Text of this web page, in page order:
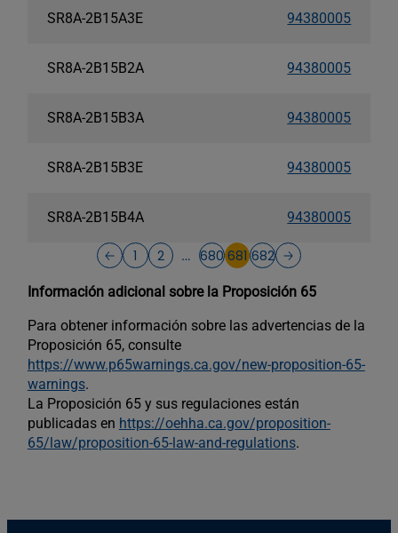
SR8A-2B15A3E 94380005
SR8A-2B15B2A 94380005
SR8A-2B15B3A 94380005
SR8A-2B15B3E 94380005
SR8A-2B15B4A 94380005
1 2 … 680 681 682
Información adicional sobre la Proposición 65
Para obtener información sobre las advertencias de la
Proposición 65, consulte
https://www.p65warnings.ca.gov/new-proposition-65-
warnings.
La Proposición 65 y sus regulaciones están
publicadas en https://oehha.ca.gov/proposition-
65/law/proposition-65-law-and-regulations.